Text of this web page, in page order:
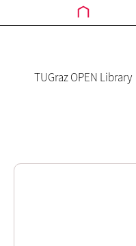
TUGraz OPEN Library